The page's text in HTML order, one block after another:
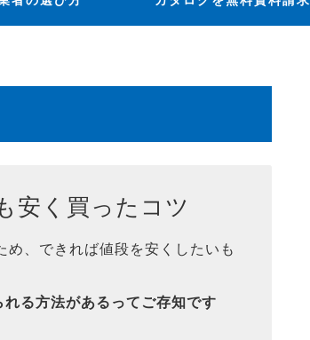
安く買ったコツ
、できれば値段を安くしたいも
る方法があるってご存知です